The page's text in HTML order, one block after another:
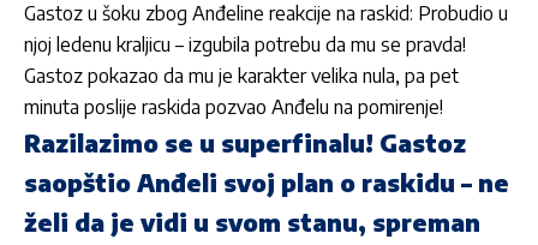
Gastoz u šoku zbog Anđeline reakcije na raskid: Probudio u
njoj ledenu kraljicu – izgubila potrebu da mu se pravda!
Gastoz pokazao da mu je karakter velika nula, pa pet
minuta poslije raskida pozvao Anđelu na pomirenje!
Razilazimo se u superfinalu! Gastoz
saopštio Anđeli svoj plan o raskidu – ne
želi da je vidi u svom stanu, spreman